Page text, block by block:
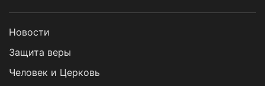
Новости
Защита веры
Человек и Церковь